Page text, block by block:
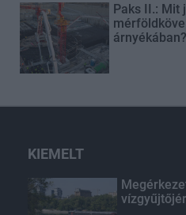
Paks II.: Mit
árnyékában?
KIEMELT